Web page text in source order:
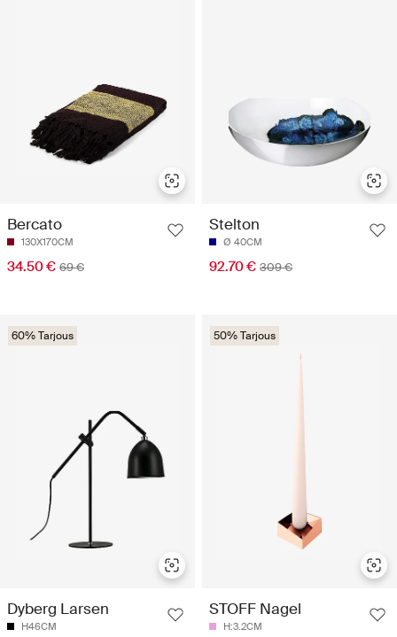
Bercato
130X170CM
34.50 € 69 €
Stelton
Ø 40CM
92.70 € 309 €
60% Tarjous
Dyberg Larsen
H46CM
50% Tarjous
STOFF Nagel
H:3.2CM